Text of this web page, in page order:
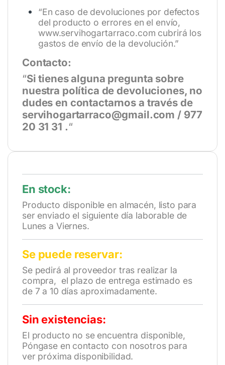
“En caso de devoluciones por defectos
del producto o errores en el envío,
www.servihogartarraco.com cubrirá los
gastos de envío de la devolución.”
Contacto:
“Si tienes alguna pregunta sobre
nuestra política de devoluciones, no
dudes en contactarnos a través de
servihogartarraco@gmail.com / 977
20 31 31 .“
En stock:
Producto disponible en almacén, listo para
ser enviado el siguiente día laborable de
Lunes a Viernes.
Se puede reservar:
Se pedirá al proveedor tras realizar la
compra, el plazo de entrega estimado es
de 7 a 10 días aproximadamente.
Sin existencias:
El producto no se encuentra disponible,
Póngase en contacto con nosotros para
ver próxima disponibilidad.